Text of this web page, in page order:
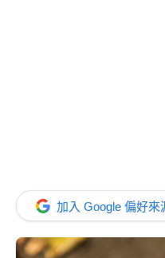
加入 Google 偏好來